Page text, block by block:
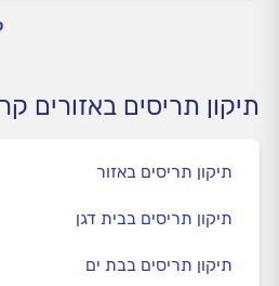
תיקון תריסים באזורים
תיקון תריסים באזור
תיקון תריסים בבית דגן
תיקון תריסים בבת ים